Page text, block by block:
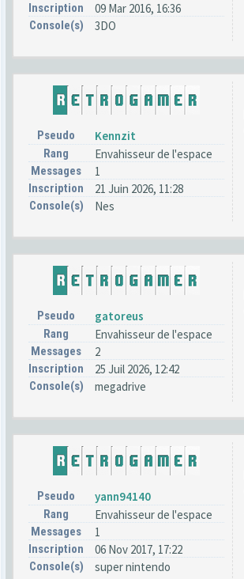
Inscription 09 Mar 2016, 16:36
Console(s) 3DO
Pseudo Kennzit
Rang Envahisseur de l'espace
Messages 1
Inscription 21 Juin 2026, 11:28
Console(s) Nes
Pseudo gatoreus
Rang Envahisseur de l'espace
Messages 2
Inscription 25 Juil 2026, 12:42
Console(s) megadrive
Pseudo yann94140
Rang Envahisseur de l'espace
Messages 1
Inscription 06 Nov 2017, 17:22
Console(s) super nintendo